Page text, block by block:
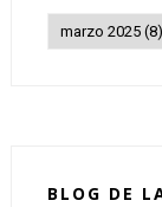
BLOG DE